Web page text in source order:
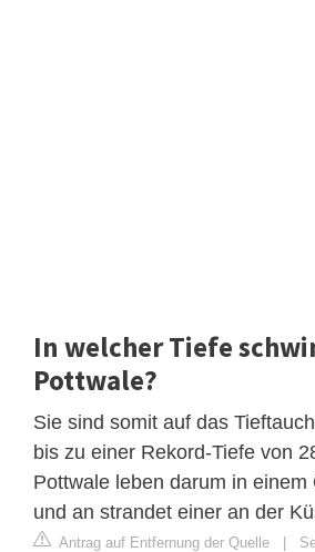
In welcher Tiefe
Pottwale?
Sie sind somit auf das
bis zu einer Rekord-Tiefe von
Pottwale leben darum in einem
und an strandet einer an der
Antrag auf Entfernung der Quelle |